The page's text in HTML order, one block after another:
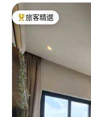
旅客精選榜首
旅客精選